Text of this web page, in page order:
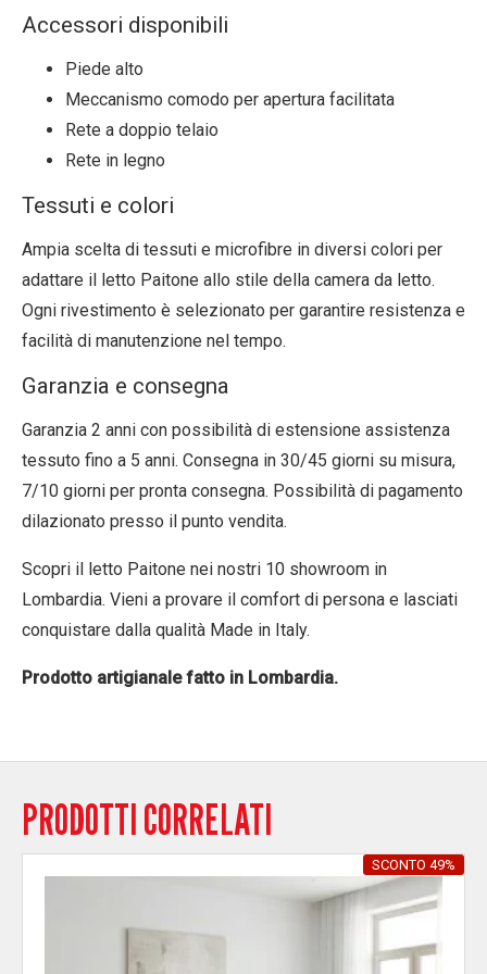
Accessori disponibili
Piede alto
Meccanismo comodo per apertura facilitata
Rete a doppio telaio
Rete in legno
Tessuti e colori
Ampia scelta di tessuti e microfibre in diversi colori per
adattare il letto Paitone allo stile della camera da letto.
Ogni rivestimento è selezionato per garantire resistenza e
facilità di manutenzione nel tempo.
Garanzia e consegna
Garanzia 2 anni con possibilità di estensione assistenza
tessuto fino a 5 anni. Consegna in 30/45 giorni su misura,
7/10 giorni per pronta consegna. Possibilità di pagamento
dilazionato presso il punto vendita.
Scopri il letto Paitone nei nostri 10 showroom in
Lombardia. Vieni a provare il comfort di persona e lasciati
conquistare dalla qualità Made in Italy.
Prodotto artigianale fatto in Lombardia.
PRODOTTI CORRELATI
SCONTO 49%